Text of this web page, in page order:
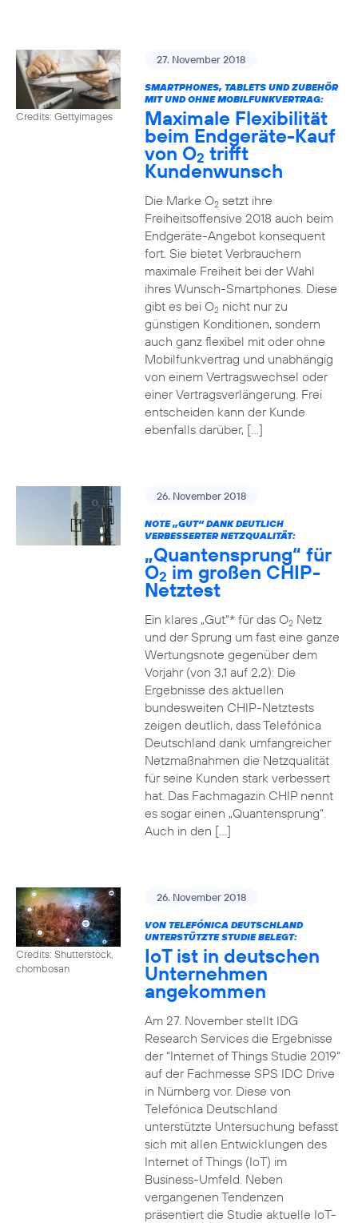
Credits: Gettyimages
27. November 2018
SMARTPHONES, TABLETS UND ZUBEHÖR
MIT UND OHNE MOBILFUNKVERTRAG:
Maximale Flexibilität
beim Endgeräte-Kauf
von O2 trifft
Kundenwunsch
Die Marke O2setzt ihre
Freiheitsoffensive 2018 auch beim
Endgeräte-Angebot konsequent
fort. Sie bietet Verbrauchern
maximale Freiheit bei der Wahl
ihres Wunsch-Smartphones. Diese
gibt es bei O2nicht nur zu
günstigen Konditionen, sondern
auch ganz flexibel mit oder ohne
Mobilfunkvertrag und unabhängig
von einem Vertragswechsel oder
einer Vertragsverlängerung. Frei
entscheiden kann der Kunde
ebenfalls darüber, […]
26. November 2018
NOTE „GUT“ DANK DEUTLICH
VERBESSERTER NETZQUALITÄT:
„Quantensprung“ für
O2 im großen CHIP-
Netztest
Ein klares „Gut“* für das O2Netz
und der Sprung um fast eine ganze
Wertungsnote gegenüber dem
Vorjahr (von 3,1 auf 2,2): Die
Ergebnisse des aktuellen
bundesweiten CHIP-Netztests
zeigen deutlich, dass Telefónica
Deutschland dank umfangreicher
Netzmaßnahmen die Netzqualität
für seine Kunden stark verbessert
hat. Das Fachmagazin CHIP nennt
es sogar einen „Quantensprung“.
Auch in den […]
Credits: Shutterstock,
chombosan
26. November 2018
VON TELEFÓNICA DEUTSCHLAND
UNTERSTÜTZTE STUDIE BELEGT:
IoT ist in deutschen
Unternehmen
angekommen
Am 27. November stellt IDG
Research Services die Ergebnisse
der “Internet of Things Studie 2019“
auf der Fachmesse SPS IDC Drive
in Nürnberg vor. Diese von
Telefónica Deutschland
unterstützte Untersuchung befasst
sich mit allen Entwicklungen des
Internet of Things (IoT) im
Business-Umfeld. Neben
vergangenen Tendenzen
präsentiert die Studie aktuelle IoT-